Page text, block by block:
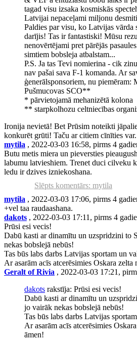
tagad visu izsaka kosmiskās
Latvijai nepaceļami miljonu
Paldies par visu, ko Latvijas vārda
darījis! Tas ir fantastiski! Mūsu
nenovērtējami pret pārējās
simtiem bobsleja atbalstam...
P.S. Ja tas Tevi nomierina - cik
nav pašai sava F-1 komanda. Ar
ģenerālsponsoriem, nu
Pušmucovas SCO**
* pārvietojamā mehanizētā kolona
** starpkolhozu celtniecības
Ironija nevietā! Bet Prūsim noteikti
konkurēt grūti! Taču ar citiem cīnīties
mytila , 2022-03-03 16:58, pirms 4
Butu metis miera un pieversties
labumu latvieshiem. Trenet duci cilveku
ledu ir dzives izniekoshana.
Slēpts komentārs: mytila
mytila , 2022-03-03 17:06, pirms 4
+vel taa raudaashana.
dakots , 2022-03-03 17:11, pirms 4
Prūsi esi vecis!
Dabū kasti ar dinamītu un uzspridzini to
nekas bobslejā nebūs!
Tas būs labs darbs Latvijas sportam un
Ar asarām acīs atcerēsimies Oskara zelta
Geralt of Rivia , 2022-03-03 17:21,
dakots rakstīja: Prūsi esi vecis!
Dabū kasti ar dinamītu un
jo vairāk nekas bobslejā nebūs!
Tas būs labs darbs Latvijas
Ar asarām acīs atcerēsimies
āmen!